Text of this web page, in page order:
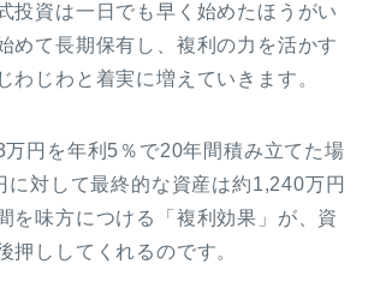
投資は一日でも早く始めたほうがい
めて長期保有し、複利の力を活かす
わじわと着実に増えていきます。
万円を年利5％で20年間積み立てた場
に対して最終的な資産は約1,240万円
を味方につける「複利効果」が、資
押ししてくれるのです。